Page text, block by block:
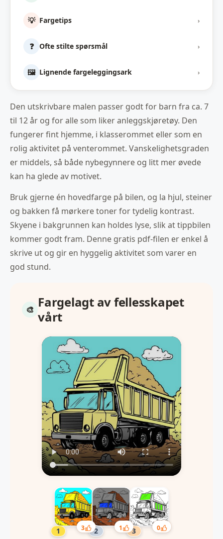
💡 Fargetips ›
❓ Ofte stilte spørsmål ›
🖼️ Lignende fargeleggingsark ›
Den utskrivbare malen passer godt for barn fra ca. 7
til 12 år og for alle som liker anleggskjøretøy. Den
fungerer fint hjemme, i klasserommet eller som en
rolig aktivitet på venterommet. Vanskelighetsgraden
er middels, så både nybegynnere og litt mer øvede
kan ha glede av motivet.
Bruk gjerne én hovedfarge på bilen, og la hjul, steiner
og bakken få mørkere toner for tydelig kontrast.
Skyene i bakgrunnen kan holdes lyse, slik at tippbilen
kommer godt fram. Denne gratis pdf-filen er enkel å
skrive ut og gir en hyggelig aktivitet som varer en
god stund.
Fargelagt av fellesskapet
vårt
3 1 0